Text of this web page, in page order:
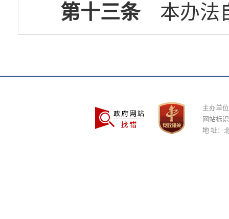
第十三条本办法
主办单
网站标
地 址：